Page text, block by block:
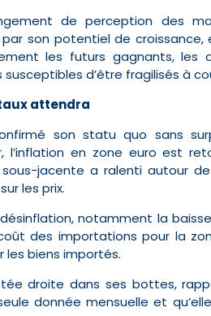
de perception des
son potentiel de croissance,
les futurs gagnants, les
d’être fragilisés à
attendra
son statu quo sans
l’inflation en zone euro est
jacente a ralenti autour
les prix.
notamment la baisse
des importations pour la
biens importés.
droite dans ses bottes,
donnée mensuelle et